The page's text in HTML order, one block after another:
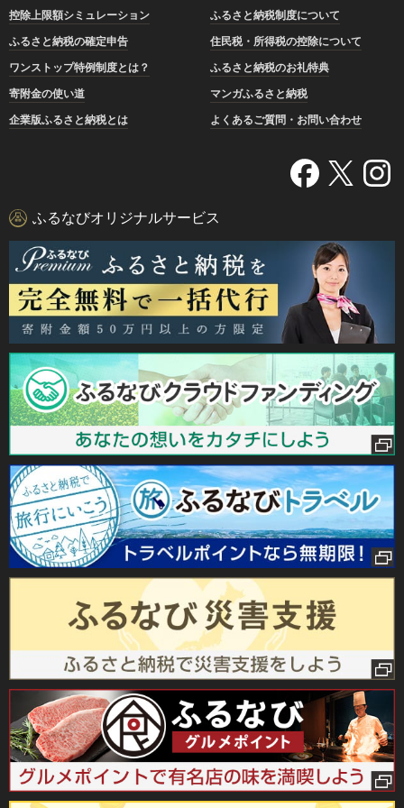
控除上限額シミュレーション
ふるさと納税制度について
ふるさと納税の確定申告
住民税・所得税の控除について
ワンストップ特例制度とは？
ふるさと納税のお礼特典
寄附金の使い道
マンガふるさと納税
企業版ふるさと納税とは
よくあるご質問・お問い合わせ
ふるなびオリジナルサービス